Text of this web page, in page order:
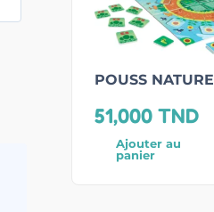
POUSS NATURE
51,000 TND
Ajouter au
panier